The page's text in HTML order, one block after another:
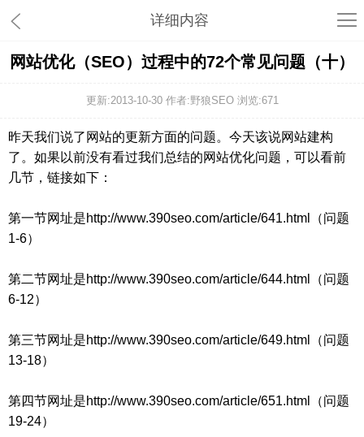
详细内容
网站优化（SEO）过程中的72个常见问题（十）
更新:2013-10-30 作者:野狼SEO 浏览:671
昨天我们说了网站的更新方面的问题。今天该说网站建构
了。如果以前没有看过我们总结的网站优化问题，可以看前
几节，链接如下：
第一节网址是http://www.390seo.com/article/641.html（问题
1-6）
第二节网址是http://www.390seo.com/article/644.html（问题
6-12）
第三节网址是http://www.390seo.com/article/649.html（问题
13-18）
第四节网址是http://www.390seo.com/article/651.html（问题
19-24）